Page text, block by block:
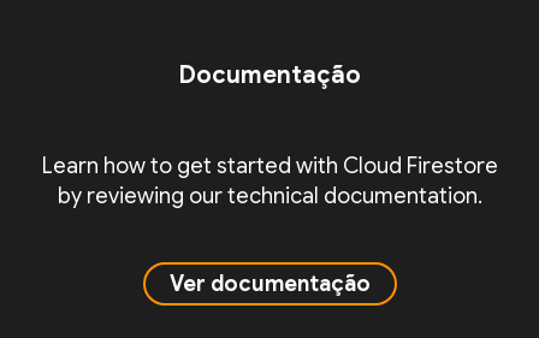
Documentação
Learn how to get started with Cloud Firestore
by reviewing our technical documentation.
Ver documentação